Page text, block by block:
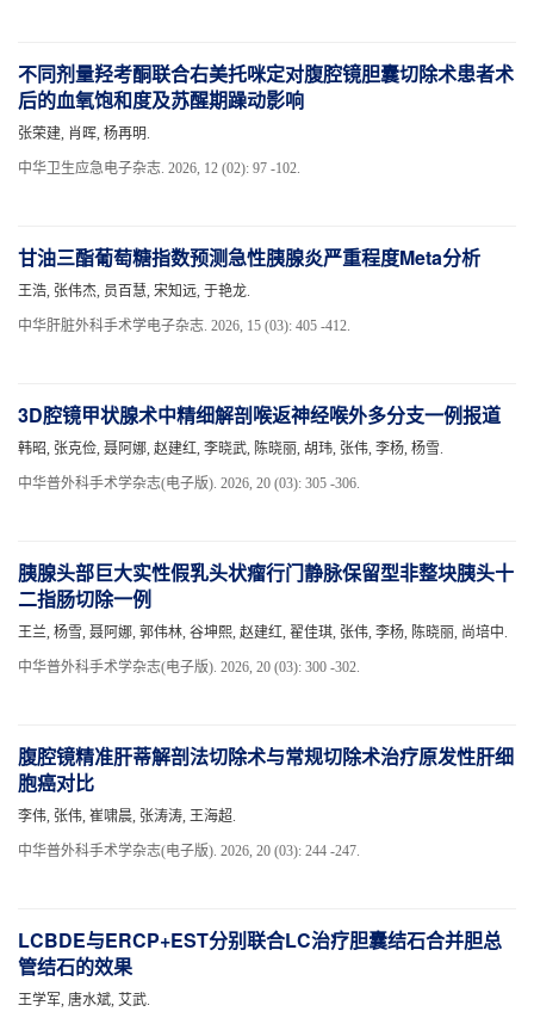
不同剂量羟考酮联合右美托咪定对腹腔镜胆囊切除术患者术
后的血氧饱和度及苏醒期躁动影响
张荣建, 肖晖, 杨再明.
中华卫生应急电子杂志. 2026, 12 (02): 97 -102.
甘油三酯葡萄糖指数预测急性胰腺炎严重程度Meta分析
王浩, 张伟杰, 员百慧, 宋知远, 于艳龙.
中华肝脏外科手术学电子杂志. 2026, 15 (03): 405 -412.
3D腔镜甲状腺术中精细解剖喉返神经喉外多分支一例报道
韩昭, 张克俭, 聂阿娜, 赵建红, 李晓武, 陈晓丽, 胡玮, 张伟, 李杨, 杨雪.
中华普外科手术学杂志(电子版). 2026, 20 (03): 305 -306.
胰腺头部巨大实性假乳头状瘤行门静脉保留型非整块胰头十
二指肠切除一例
王兰, 杨雪, 聂阿娜, 郭伟林, 谷坤熙, 赵建红, 翟佳琪, 张伟, 李杨, 陈晓丽, 尚培中.
中华普外科手术学杂志(电子版). 2026, 20 (03): 300 -302.
腹腔镜精准肝蒂解剖法切除术与常规切除术治疗原发性肝细
胞癌对比
李伟, 张伟, 崔啸晨, 张涛涛, 王海超.
中华普外科手术学杂志(电子版). 2026, 20 (03): 244 -247.
LCBDE与ERCP+EST分别联合LC治疗胆囊结石合并胆总
管结石的效果
王学军, 唐水斌, 艾武.